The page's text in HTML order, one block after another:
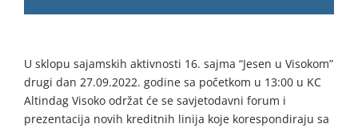
U sklopu sajamskih aktivnosti 16. sajma “Jesen u Visokom”
drugi dan 27.09.2022. godine sa početkom u 13:00 u KC
Altindag Visoko održat će se savjetodavni forum i
prezentacija novih kreditnih linija koje korespondiraju sa